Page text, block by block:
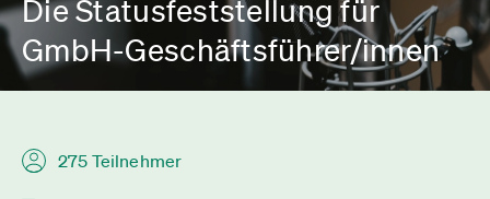
Die Statusfeststellung für
GmbH-Geschäftsführer/innen
275 Teilnehmer